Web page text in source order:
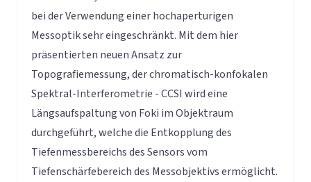
bei der Verwendung einer hochaperturigen
Messoptik sehr eingeschränkt. Mit dem hier
präsentierten neuen Ansatz zur
Topografiemessung, der chromatisch-konfokalen
Spektral-Interferometrie - CCSI wird eine
Längsaufspaltung von Foki im Objektraum
durchgeführt, welche die Entkopplung des
Tiefenmessbereichs des Sensors vom
Tiefenschärfebereich des Messobjektivs ermöglicht.